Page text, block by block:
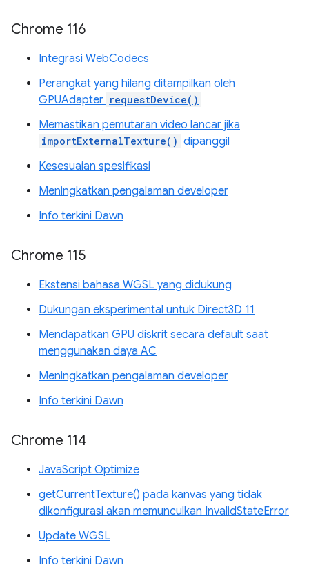
Chrome 116
Integrasi WebCodecs
Perangkat yang hilang ditampilkan oleh
GPUAdapter requestDevice()
Memastikan pemutaran video lancar jika
importExternalTexture() dipanggil
Kesesuaian spesifikasi
Meningkatkan pengalaman developer
Info terkini Dawn
Chrome 115
Ekstensi bahasa WGSL yang didukung
Dukungan eksperimental untuk Direct3D 11
Mendapatkan GPU diskrit secara default saat
menggunakan daya AC
Meningkatkan pengalaman developer
Info terkini Dawn
Chrome 114
JavaScript Optimize
getCurrentTexture() pada kanvas yang tidak
dikonfigurasi akan memunculkan InvalidStateError
Update WGSL
Info terkini Dawn